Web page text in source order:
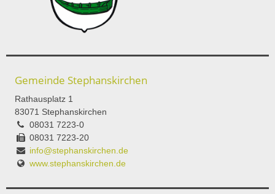
Gemeinde Stephanskirchen
Rathausplatz 1
83071 Stephanskirchen
08031 7223-0
08031 7223-20
info@stephanskirchen.de
www.stephanskirchen.de